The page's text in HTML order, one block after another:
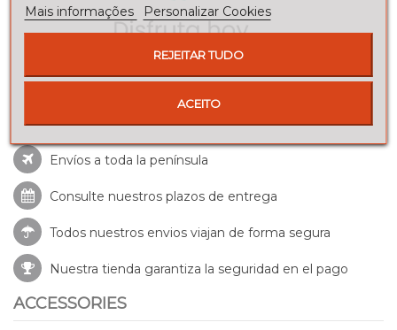
Envíos a toda la península
Consulte nuestros plazos de entrega
Todos nuestros envios viajan de forma segura
Nuestra tienda garantiza la seguridad en el pago
ACCESSORIES
Mais informações
Personalizar Cookies
REJEITAR TUDO
ACEITO